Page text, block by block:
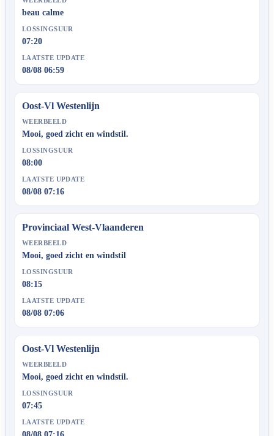
beau calme
LOSSINGSUUR
07:20
LAATSTE UPDATE
08/08 06:59
Oost-Vl Westenlijn
WEERBEELD
Mooi, goed zicht en windstil.
LOSSINGSUUR
08:00
LAATSTE UPDATE
08/08 07:16
Provinciaal West-Vlaanderen
WEERBEELD
Mooi, goed zicht en windstil
LOSSINGSUUR
08:15
LAATSTE UPDATE
08/08 07:06
Oost-Vl Westenlijn
WEERBEELD
Mooi, goed zicht en windstil.
LOSSINGSUUR
07:45
LAATSTE UPDATE